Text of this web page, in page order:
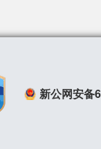
新公网安备